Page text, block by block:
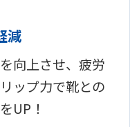
減
向上させ、疲労
ップ力で靴との
UP！